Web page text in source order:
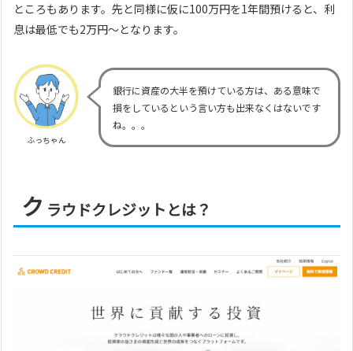
ところもあります。先と同様に仮に100万円を1年間預けると、利
息は最低でも2万円～となります。
ふっちゃん
銀行に資産の大半を預けている方は、ある意味で
損をしているという言い方も出来なくはないです
ね。。。
ク ラウドクレジットとは？